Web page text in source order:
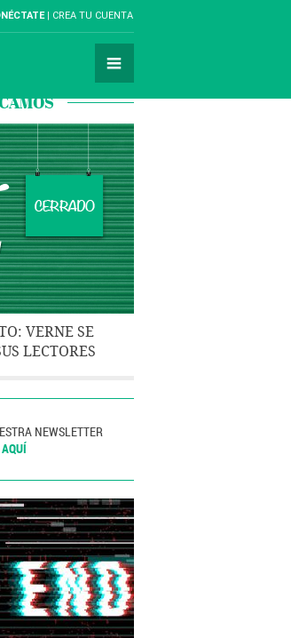
CREA TU CUENTA
VERNE SE
LECTORES
NEWSLETTER